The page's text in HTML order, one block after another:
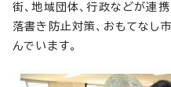
街、地域団体、行政などが連携
落書き防止対策、おもてなし
んでいます。